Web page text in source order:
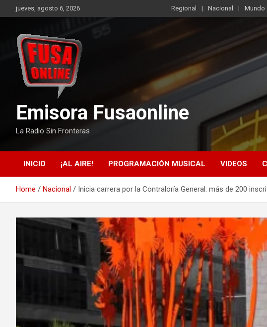
to
jueves, agosto 6, 2026 Regional Nacional Mundo
Emisora Fusaonline
La Radio Sin Fronteras
INICIO ¡AL AIRE! PROGRAMACIÓN MUSICAL VIDEOS
Home Nacional Inicia carrera por la Contraloría General: más de 200